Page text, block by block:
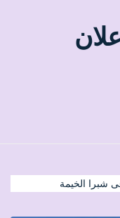
شبرا الخيمة